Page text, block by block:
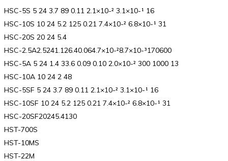
HSC-5S 5 24 3.7 89 0.11 2.1×10-² 3.1×10-¹ 16
HSC-10S 10 24 5.2 125 0.21 7.4×10-² 6.8×10-¹ 31
HSC-20S 20 24 5.4
HSC-2.5A2.5241.126.40.064.7×10-²8.7×10-³170600
HSC-5A 5 24 1.4 33.6 0.09 0.10 2.0×10-² 300 1000 13
HSC-10A 10 24 2 48
HSC-5SF 5 24 3.7 89 0.11 2.1×10-² 3.1×10-¹ 16
HSC-10SF 10 24 5.2 125 0.21 7.4×10-² 6.8×10-¹ 31
HSC-20SF20245.4130
HST-700S
HST-10MS
HST-22M